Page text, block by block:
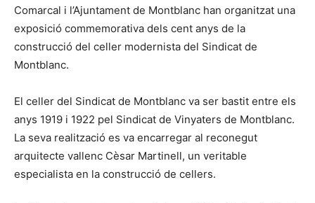
Comarcal i l’Ajuntament de Montblanc han organitzat una
exposició commemorativa dels cent anys de la
construcció del celler modernista del Sindicat de
Montblanc.
El celler del Sindicat de Montblanc va ser bastit entre els
anys 1919 i 1922 pel Sindicat de Vinyaters de Montblanc.
La seva realització es va encarregar al reconegut
arquitecte vallenc Cèsar Martinell, un veritable
especialista en la construcció de cellers.